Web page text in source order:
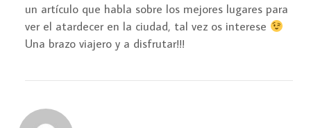
un artículo que habla sobre los mejores lugares para
ver el atardecer en la ciudad, tal vez os interese
Una brazo viajero y a disfrutar!!!